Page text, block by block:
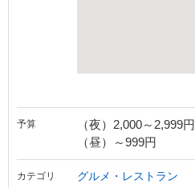
予算
（夜）2,000～2,999円
（昼）～999円
カテゴリ グルメ・レストラン